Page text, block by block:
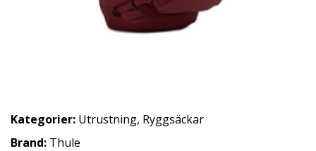
Kategorier: Utrustning, Ryggsäckar
Brand: Thule